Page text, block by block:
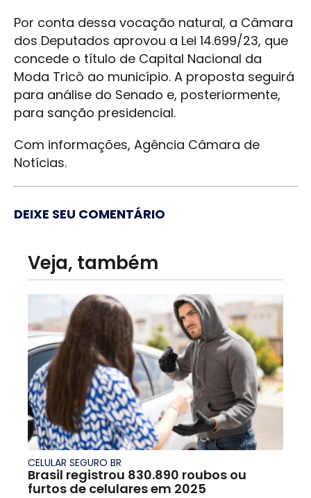
Por conta dessa vocação natural, a Câmara
dos Deputados aprovou a Lei 14.699/23, que
concede o título de Capital Nacional da
Moda Tricô ao município. A proposta seguirá
para análise do Senado e, posteriormente,
para sanção presidencial.
Com informações, Agência Câmara de
Notícias.
DEIXE SEU COMENTÁRIO
Veja, também
CELULAR SEGURO BR
Brasil registrou 830.890 roubos ou
furtos de celulares em 2025